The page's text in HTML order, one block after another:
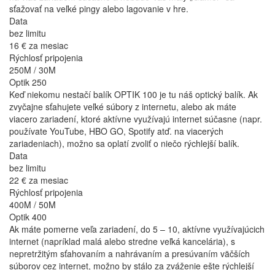
sťažovať na veľké pingy alebo lagovanie v hre.
Data
bez limitu
16 € za mesiac
Rýchlosť pripojenia
250M / 30M
Optik 250
Keď niekomu nestačí balík OPTIK 100 je tu náš optický balík. Ak
zvyčajne sťahujete veľké súbory z internetu, alebo ak máte
viacero zariadení, ktoré aktívne využívajú internet súčasne (napr.
používate YouTube, HBO GO, Spotify atď. na viacerých
zariadeniach), možno sa oplatí zvoliť o niečo rýchlejší balík.
Data
bez limitu
22 € za mesiac
Rýchlosť pripojenia
400M / 50M
Optik 400
Ak máte pomerne veľa zariadení, do 5 – 10, aktívne využívajúcich
internet (napríklad malá alebo stredne veľká kancelária), s
nepretržitým sťahovaním a nahrávaním a presúvaním väčších
súborov cez internet, možno by stálo za zváženie ešte rýchlejší